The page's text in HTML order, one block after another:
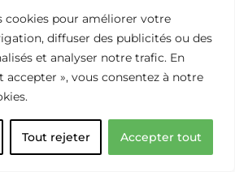
cookies pour améliorer votre
diffuser des publicités ou des
et analyser notre trafic. En
accepter », vous consentez à notre
Tout rejeter Accepter tout
environnement-2018-2-page-
naturelle pour le confort
dans des bâtiments de bureaux
Mamou, Thierry Rieser et